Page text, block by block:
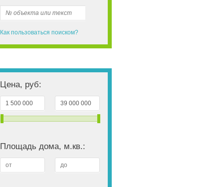
Как пользоваться поиском?
Цена, руб:
Площадь дома, м.кв.: